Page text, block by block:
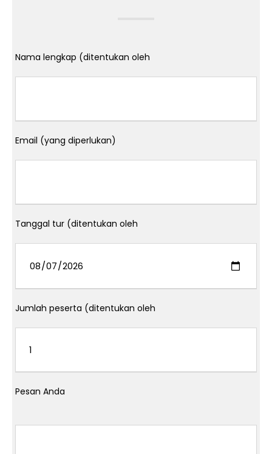
Nama lengkap (ditentukan oleh
Email (yang diperlukan)
Tanggal tur (ditentukan oleh
Jumlah peserta (ditentukan oleh
Pesan Anda